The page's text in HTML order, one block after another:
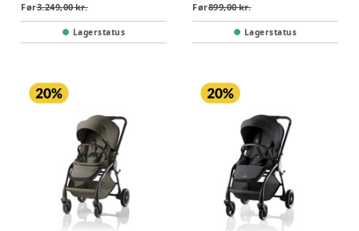
Før3.249,00 kr.
Lagerstatus
Før899,00 kr.
Lagerstatus